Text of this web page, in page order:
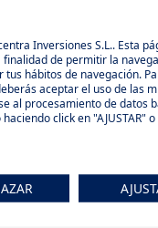
ibérica
2021 marca la
más grande del país.
de la península.
Inversiones S.L.. Esta
de permitir la
hábitos de navegación.
aceptar el uso de las
al procesamiento de datos
click en "AJUSTAR"